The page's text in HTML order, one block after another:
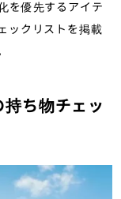
を優先するアイテ
ックリストを掲載
持ち物チェッ